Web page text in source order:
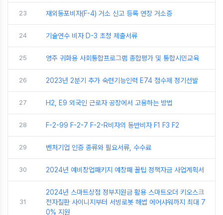
23 재외동포비자(F-4) 거소 신고 등록 연장 거소증
24 기술연수 비자 D-3 초청 제출서류
25 영주 귀화용 사회통합프로그램 종합평가 및 통합시민교육
26 2023년 2분기 추가 숙련기능인력 E74 점수제 정기선발
27 H2, E9 외국인 근로자 공장에서 고용하는 방법
28 F-2-99 F-2-7 F-2-R비자의 동반비자 F1 F3 F2
29 벤처기업 인증 종류와 필요서류, 수수료
30 2024년 예비창업패키지 예창패 꿀팁 정책자금 사업계획서
31
2024년 스마트상점 정부지원금 활용 스마트오더 키오스크
전자칠판 사이니지부터 서빙로봇 해썹 에어샤워까지 최대 7
0% 지원